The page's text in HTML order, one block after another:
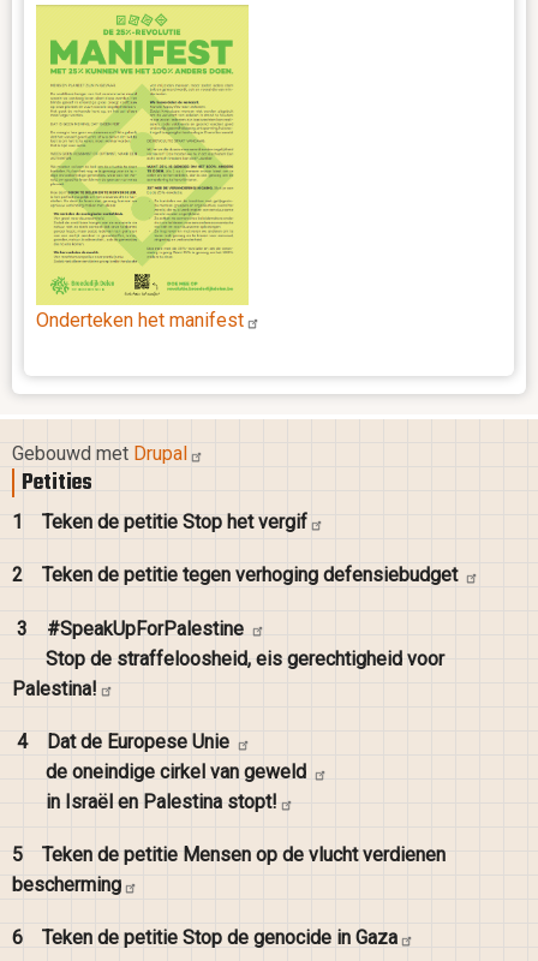
Onderteken het manifest
Gebouwd met Drupal
Petities
1 Teken de petitie Stop hetvergif
2 Teken de petitie tegen verhoging defensiebudget
3
#SpeakUpForPalestine
Stop de straffeloosheid, eis gerechtigheid voor
Palestina!
4 Dat de Europese Unie
de oneindige cirkel van geweld
in Israël en Palestina stopt!
5 Teken de petitie Mensen op de vlucht verdienen
bescherming
6 Teken de petitie Stop de genocide in Gaza